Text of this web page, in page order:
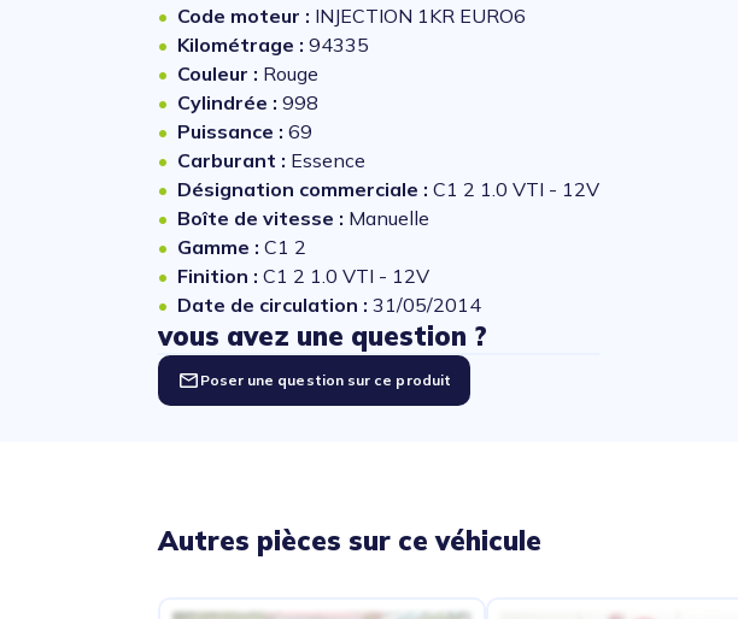
Code moteur : INJECTION 1KR EURO6
Kilométrage : 94335
Couleur : Rouge
Cylindrée : 998
Puissance : 69
Carburant : Essence
Désignation commerciale : C1 2 1.0 VTI - 12V
Boîte de vitesse : Manuelle
Gamme : C1 2
Finition : C1 2 1.0 VTI - 12V
Date de circulation : 31/05/2014
vous avez une question ?
Poser une question sur ce produit
Autres pièces sur ce véhicule